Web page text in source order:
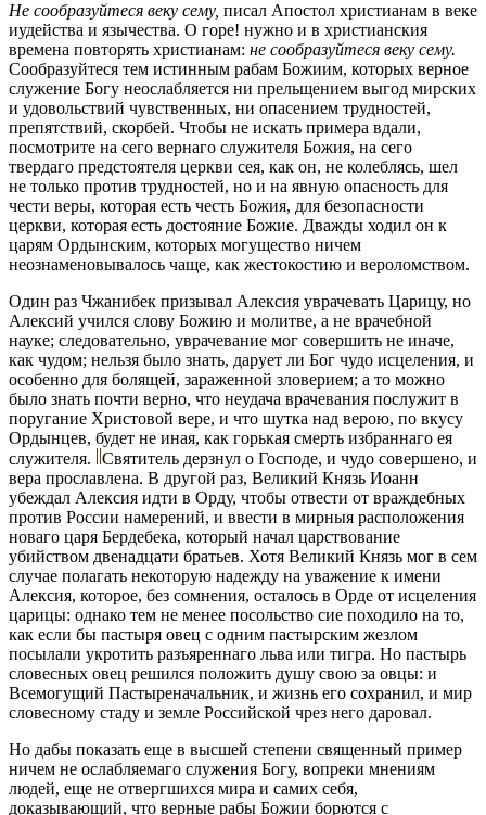
Не сообразуйтеся веку сему, писал Апостол христианам в веке
иудейства и язычества. О горе! нужно и в христианския
времена повторять христианам: не сообразуйтеся веку сему.
Сообразуйтеся тем истинным рабам Божиим, которых верное
служение Богу неослабляется ни прельщением выгод мирских
и удовольствий чувственных, ни опасением трудностей,
препятствий, скорбей. Чтобы не искать примера вдали,
посмотрите на сего вернаго служителя Божия, на сего
твердаго предстоятеля церкви сея, как он, не колеблясь, шел
не только против трудностей, но и на явную опасность для
чести веры, которая есть честь Божия, для безопасности
церкви, которая есть достояние Божие. Дважды ходил он к
царям Ордынским, которых могущество ничем
неознаменовывалось чаще, как жестокостию и вероломством.
Один раз Чжанибек призывал Алексия уврачевать Царицу, но
Алексий учился слову Божию и молитве, а не врачебной
науке; следовательно, уврачевание мог совершить не иначе,
как чудом; нельзя было знать, дарует ли Бог чудо исцеления, и
особенно для болящей, зараженной зловерием; а то можно
было знать почти верно, что неудача врачевания послужит в
поругание Христовой вере, и что шутка над верою, по вкусу
Ордынцев, будет не иная, как горькая смерть избраннаго ея
служителя.
Святитель дерзнул о Господе, и чудо совершено, и
вера прославлена. В другой раз, Великий Князь Иоанн
убеждал Алексия идти в Орду, чтобы отвести от враждебных
против России намерений, и ввести в мирныя расположения
новаго царя Бердебека, который начал царствование
убийством двенадцати братьев. Хотя Великий Князь мог в сем
случае полагать некоторую надежду на уважение к имени
Алексия, которое, без сомнения, осталось в Орде от исцеления
царицы: однако тем не менее посольство сие походило на то,
как если бы пастыря овец с одним пастырским жезлом
посылали укротить разъяреннаго льва или тигра. Но пастырь
словесных овец решился положить душу свою за овцы: и
Всемогущий Пастыреначальник, и жизнь его сохранил, и мир
словесному стаду и земле Российской чрез него даровал.
Но дабы показать еще в высшей степени священный пример
ничем не ослабляемаго служения Богу, вопреки мнениям
людей, еще не отвергшихся мира и самих себя,
доказывающий, что верные рабы Божии борются с